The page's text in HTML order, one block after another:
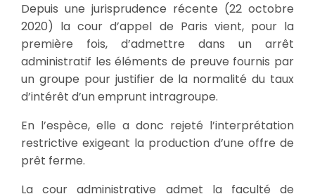
Depuis une jurisprudence récente (22 octobre
2020) la cour d’appel de Paris vient, pour la
première fois, d’admettre dans un arrêt
administratif les éléments de preuve fournis par
un groupe pour justifier de la normalité du taux
d’intérêt d’un emprunt intragroupe.
En l’espèce, elle a donc rejeté l’interprétation
restrictive exigeant la production d’une offre de
prêt ferme.
La cour administrative admet la faculté de